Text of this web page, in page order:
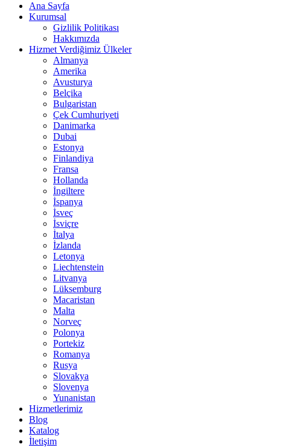
Ana Sayfa
Kurumsal
Gizlilik Politikası
Hakkımızda
Hizmet Verdiğimiz Ülkeler
Almanya
Amerika
Avusturya
Belçika
Bulgaristan
Çek Cumhuriyeti
Danimarka
Dubai
Estonya
Finlandiya
Fransa
Hollanda
İngiltere
İspanya
İsveç
İsviçre
İtalya
İzlanda
Letonya
Liechtenstein
Litvanya
Lüksemburg
Macaristan
Malta
Norveç
Polonya
Portekiz
Romanya
Rusya
Slovakya
Slovenya
Yunanistan
Hizmetlerimiz
Blog
Katalog
İletişim